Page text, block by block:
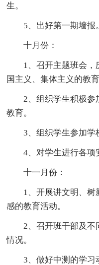
生。
5、出好第一期墙报。
十月份：
1、召开主题班会，
国主义、集体主义的教育
2、组织学生积极
教育。
3、组织学生参加学
4、对学生进行各项
十一月份：
1、开展讲文明、
感的教育活动。
2、召开班干部及不
情况。
3、做好中测的学习